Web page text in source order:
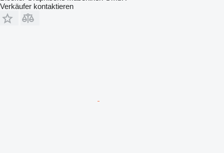
Verkäufer kontaktieren